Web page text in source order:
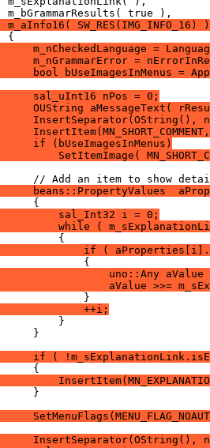
m_aInfo16( SW_RES(IMG_INFO_16) )
m_nCheckedLanguage =
m_nGrammarError =
bool bUseImagesInMenus =
sal_uInt16 nPos = 0;
OUString aMessageText(
InsertSeparator(OString(),
if (bUseImagesInMenus)
SetItemImage(
beans::PropertyValues
sal_Int32 i = 0;
while (
if (
uno::Any aValue
aValue >>=
++i;
if (
InsertSeparator(OString(),